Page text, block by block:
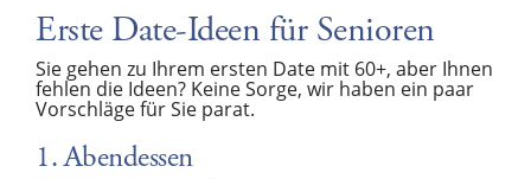
Erste Date-Ideen für Senioren
Sie gehen zu Ihrem ersten Date mit 60+, aber Ihnen
fehlen die Ideen? Keine Sorge, wir haben ein paar
Vorschläge für Sie parat.
1. Abendessen